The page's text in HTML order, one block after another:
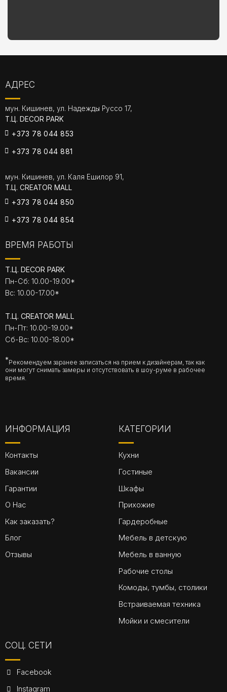
АДРЕС
мун. Кишинев, ул. Надежды Руссо 17,
Т.Ц. DECOR PARK
+373 78 044 853
+373 78 044 881
мун. Кишинев, ул. Каля Ешилор 91,
Т.Ц. CREATOR MALL
+373 78 044 850
+373 78 044 854
ВРЕМЯ РАБОТЫ
Т.Ц. DECOR PARK
Пн-Сб: 10.00-19.00*
Вс: 10.00-17.00*
Т.Ц. CREATOR MALL
Пн-Пт: 10.00-19.00*
Сб-Вс: 10.00-18.00*
*Рекомендуем заранее записаться на прием к дизайнерам, так как
они могут снимать замеры и отсутствовать в шоу-руме в рабочее
время.
ИНФОРМАЦИЯ
Контакты
Вакансии
Гарантии
О Нас
Как заказать?
Блог
Отзывы
КАТЕГОРИИ
Кухни
Гостиные
Шкафы
Прихожие
Гардеробные
Мебель в детскую
Мебель в ванную
Рабочие столы
Комоды, тумбы, столики
Встраиваемая техника
Мойки и смесители
СОЦ. СЕТИ
Facebook
Instagram